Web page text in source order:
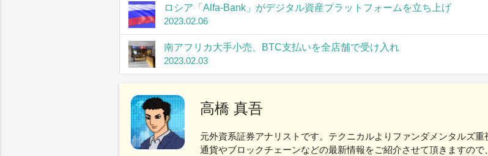
ロシア「Alfa-Bank」がデジタル資産プラットフォームを立ち上げ
2023.02.06
南アフリカ大手小売、BTC支払いを全店舗で受け入れ
2023.02.03
高橋 真吾
元外資系証券アナリストです。テクニカルよりファンダメンタルズ重
通貨やブロックチェーンなどの最新情報をご紹介させて頂きますので